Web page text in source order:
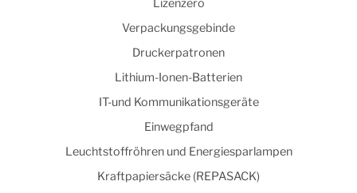
Lizenzero
Verpackungsgebinde
Druckerpatronen
Lithium-Ionen-Batterien
IT-und Kommunikationsgeräte
Einwegpfand
Leuchtstoffröhren und Energiesparlampen
Kraftpapiersäcke (REPASACK)